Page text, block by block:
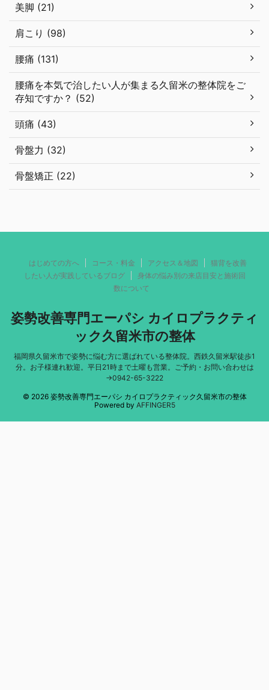
美脚 (21)
肩こり (98)
腰痛 (131)
腰痛を本気で治したい人が集まる久留米の整体院をご
存知ですか？ (52)
頭痛 (43)
骨盤力 (32)
骨盤矯正 (22)
はじめての方へ コース・料金 アクセス＆地図
猫背を改善
したい人が実践しているブログ
身体の悩み別の来店目安と施術回
数について
姿勢改善専門エーパシ カイロプラクティ
ック久留米市の整体
福岡県久留米市で姿勢に悩む方に選ばれている整体院。西鉄久留米駅徒歩1
分。お子様連れ歓迎。平日21時まで土曜も営業。ご予約・お問い合わせは
→0942-65-3222
© 2026 姿勢改善専門エーパシ カイロプラクティック久留米市の整体
Powered by AFFINGER5